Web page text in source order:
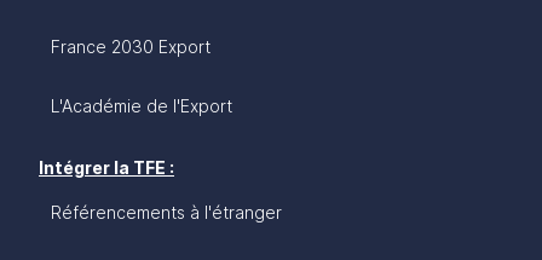
France 2030 Export
L'Académie de l'Export
Intégrer la TFE :
Référencements à l'étranger